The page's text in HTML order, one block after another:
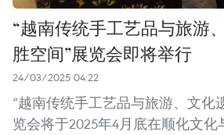
“越南传统手工艺品与旅游
胜空间”展览会即将举行
24/03/2025 04:22
“越南传统手工艺品与旅游、文化
览会将于2025年4月底在顺化文化